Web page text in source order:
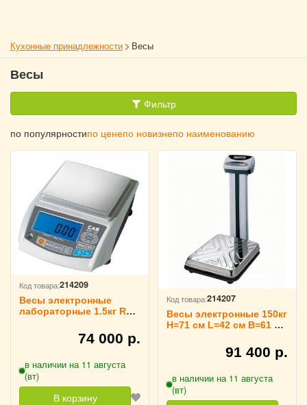
Кухонные принадлежности Весы
Весы
Фильтр
по популярностипо ценепо новизнепо наименованию
Код товара:214209
Весы электронные
лабораторные 1.5кг RP
74 000 р.
в наличии на 11 августа
(вт)
В корзину
Код товара:214207
Весы электронные 150кг
H=71 см L=42 см B=61 см
91 400 р.
в наличии на 11 августа
(вт)